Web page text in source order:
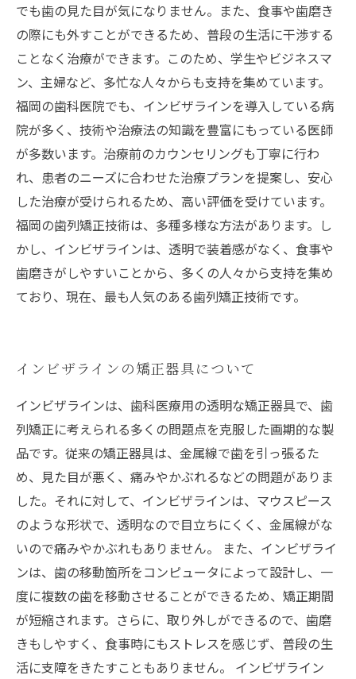
でも歯の見た目が気になりません。また、食事や歯磨き
の際にも外すことができるため、普段の生活に干渉する
ことなく治療ができます。このため、学生やビジネスマ
ン、主婦など、多忙な人々からも支持を集めています。
福岡の歯科医院でも、インビザラインを導入している病
院が多く、技術や治療法の知識を豊富にもっている医師
が多数います。治療前のカウンセリングも丁寧に行わ
れ、患者のニーズに合わせた治療プランを提案し、安心
した治療が受けられるため、高い評価を受けています。
福岡の歯列矯正技術は、多種多様な方法があります。し
かし、インビザラインは、透明で装着感がなく、食事や
歯磨きがしやすいことから、多くの人々から支持を集め
ており、現在、最も人気のある歯列矯正技術です。
インビザラインの矯正器具について
インビザラインは、歯科医療用の透明な矯正器具で、歯
列矯正に考えられる多くの問題点を克服した画期的な製
品です。従来の矯正器具は、金属線で歯を引っ張るた
め、見た目が悪く、痛みやかぶれるなどの問題がありま
した。それに対して、インビザラインは、マウスピース
のような形状で、透明なので目立ちにくく、金属線がな
いので痛みやかぶれもありません。 また、インビザライ
ンは、歯の移動箇所をコンピュータによって設計し、一
度に複数の歯を移動させることができるため、矯正期間
が短縮されます。さらに、取り外しができるので、歯磨
きもしやすく、食事時にもストレスを感じず、普段の生
活に支障をきたすこともありません。 インビザライン